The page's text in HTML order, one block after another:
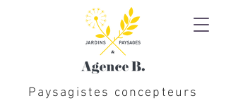
Paysagistes concepteurs